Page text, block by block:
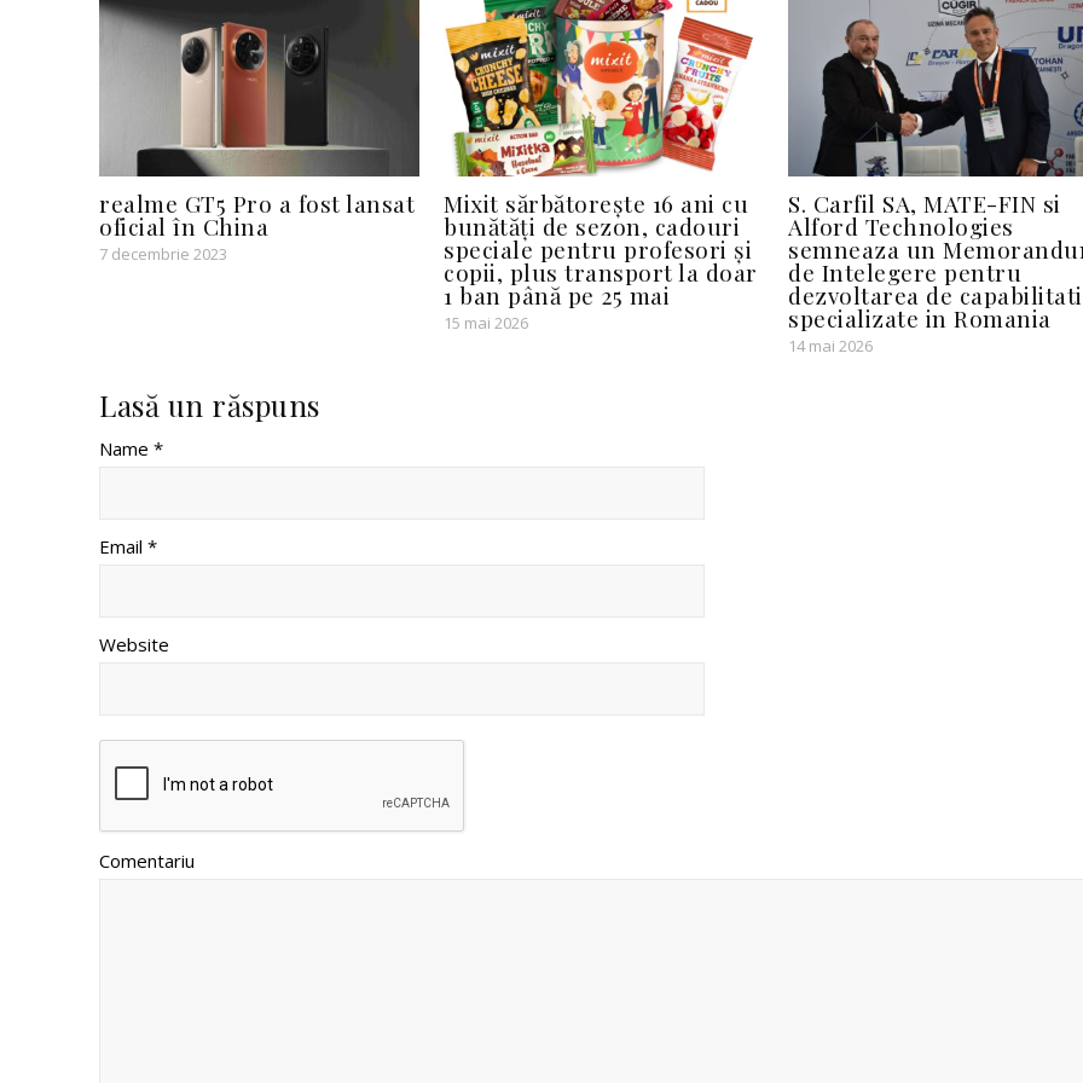
realme GT5 Pro a fost lansat
oficial în China
7 decembrie 2023
Mixit sărbătorește 16 ani cu
bunătăți de sezon, cadouri
speciale pentru profesori și
copii, plus transport la doar
1 ban până pe 25 mai
15 mai 2026
S. Carfil SA, MATE-FIN si
Alford Technologies
semneaza un
de Intelegere pentru
dezvoltarea de capabilitati
specializate in Romania
14 mai 2026
Lasă un răspuns
Name *
Email *
Website
Comentariu